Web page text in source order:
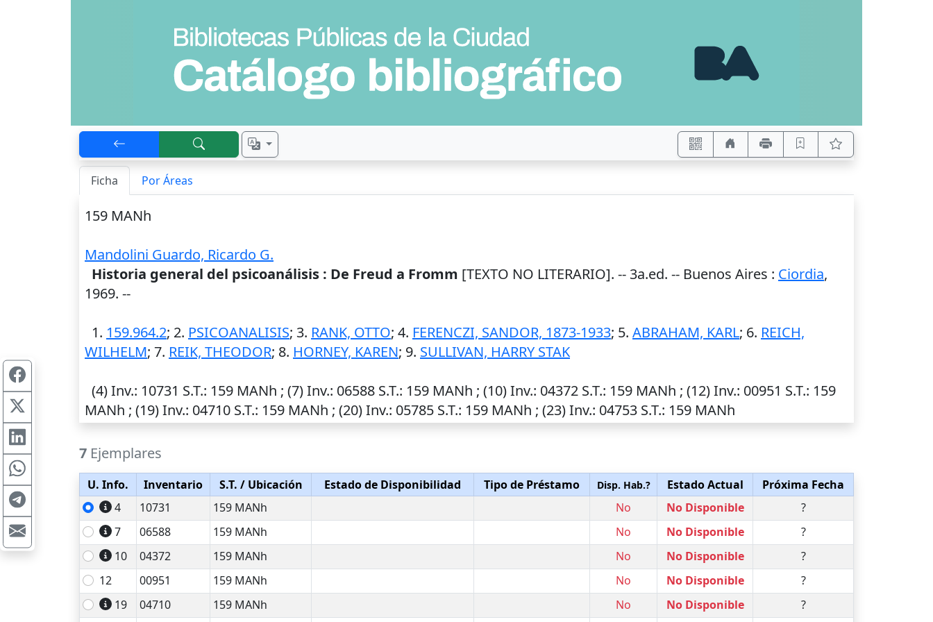
Ficha Por Áreas
159 MANh
Mandolini Guardo, Ricardo G.
Historia general del psicoanálisis : De Freud a Fromm [TEXTO NO LITERARIO]. -- 3a.ed. -- Buenos Aires : Ciordia,
1969. --
1. 159.964.2; 2. PSICOANALISIS; 3. RANK, OTTO; 4. FERENCZI, SANDOR, 1873-1933; 5. ABRAHAM, KARL; 6. REICH,
WILHELM; 7. REIK, THEODOR; 8. HORNEY, KAREN; 9. SULLIVAN, HARRY STAK
(4)Inv.: 10731 S.T.: 159 MANh ; (7)Inv.: 06588 S.T.: 159 MANh ; (10)Inv.: 04372 S.T.: 159 MANh ; (12)Inv.: 00951 S.T.: 159
MANh ; (19)Inv.: 04710 S.T.: 159 MANh ; (20)Inv.: 05785 S.T.: 159 MANh ; (23)Inv.: 04753 S.T.: 159 MANh
7 Ejemplares
U. Info. Inventario S.T. / Ubicación Estado de Disponibilidad Tipo de Préstamo Disp. Hab.? Estado Actual
Próxima Fecha
4
10731 159 MANh No No Disponible
?
7
06588 159 MANh No No Disponible
?
10
04372 159 MANh No No Disponible
?
12
00951 159 MANh No No Disponible
?
19
04710 159 MANh No No Disponible
?